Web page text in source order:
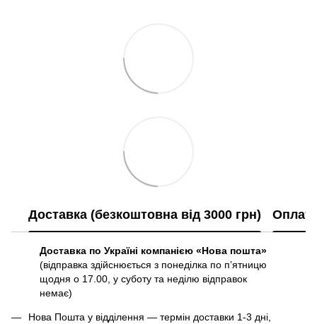
Доставка (безкоштовна від 3000 грн)
Доставка по Україні компанією «Нова пошта»
(відправка здійснюється з понеділка по пʼятницю
щодня о 17.00, у суботу та неділю відправок
немає)
Нова Пошта у відділення — термін доставки 1-3 дні,